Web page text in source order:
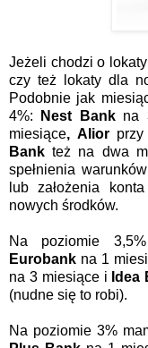
Jeżeli chodzi o
czy też lokaty dla
Podobnie jak
4%:
Nest Bankna
miesiące, Aliorprzy
Bank też na dwa
spełnienia
lub założenia
nowych środków.
Na poziomie
Eurobank na 1
na 3 miesiące i Idea
(nudne się to robi).
Na poziomie 3%